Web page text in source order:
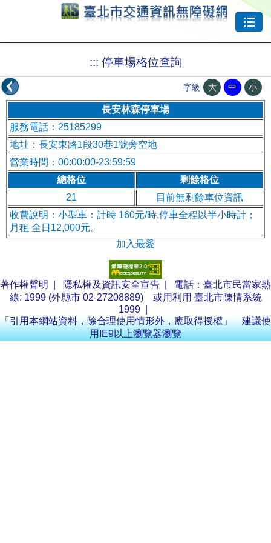
::: 停車場格位查詢
字級 大 中 小
長安林森停車場
服務電話：25185299
地址：長安東路1段30巷1號旁空地
營業時間：00:00:00-23:59:59
總格位
剩餘格位
21
目前無剩餘車位資訊
收費說明：小型車：計時 160元/時,停車全程以半小時計；
月租 全日12,000元。
加入最愛
著作權聲明 隱私權及資訊安全宣告 | 電話：臺北市民當家熱
線: 1999 (外縣市 02-27208889) 或用利用 臺北市陳情系統
1999
「引用本網站資料，除合理使用情形外，應取得授權」 建議使
用IE9以上瀏覽器瀏覽